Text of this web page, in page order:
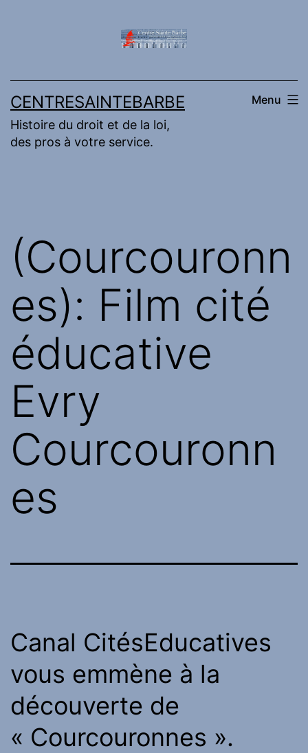
CENTRESAINTEBARBE
Histoire du droit et de la loi,
des pros à votre service.
Menu
(Courcouronn
es): Film cité
éducative
Evry
Courcouronn
es
Canal CitésEducatives
vous emmène à la
découverte de
« Courcouronnes ».